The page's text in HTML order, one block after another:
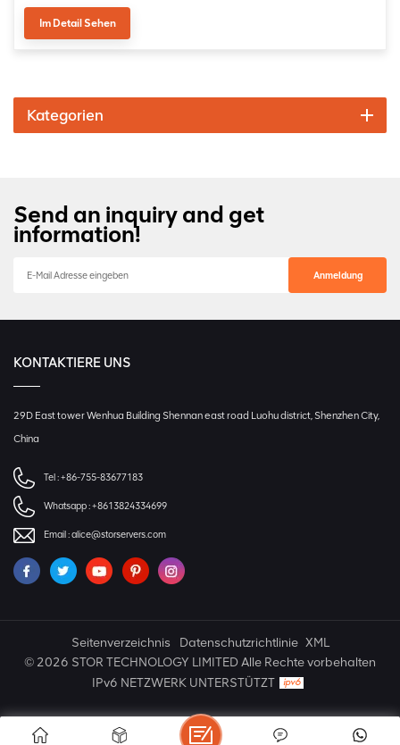
Im Detail Sehen
Kategorien
Send an inquiry and get
information!
KONTAKTIERE UNS
29D East tower Wenhua Building Shennan east road Luohu district, Shenzhen City,
China
Tel :+86-755-83677183
Whatsapp :+8613824334699
Email :alice@storservers.com
Seitenverzeichnis Datenschutzrichtlinie XML
© 2026 STOR TECHNOLOGY LIMITED Alle Rechte vorbehalten
IPv6 NETZWERK UNTERSTÜTZT